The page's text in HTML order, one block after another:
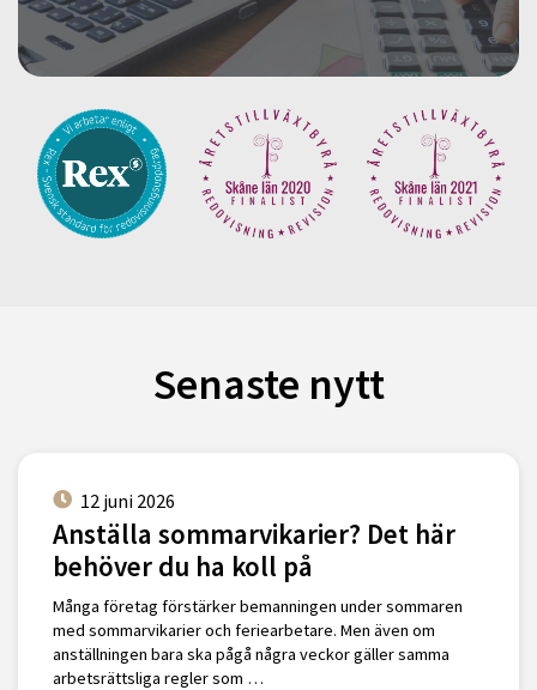
Senaste nytt
12 juni 2026
Anställa sommarvikarier? Det här
behöver du ha koll på
Många företag förstärker bemanningen under sommaren
med sommarvikarier och feriearbetare. Men även om
anställningen bara ska pågå några veckor gäller samma
arbetsrättsliga regler som …